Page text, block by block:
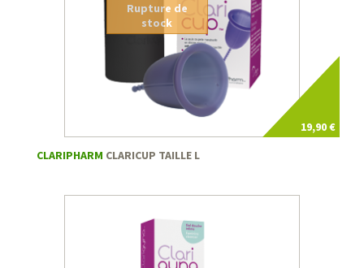
19,90 €
Rupture de
stock
CLARIPHARM CLARICUP TAILLE L